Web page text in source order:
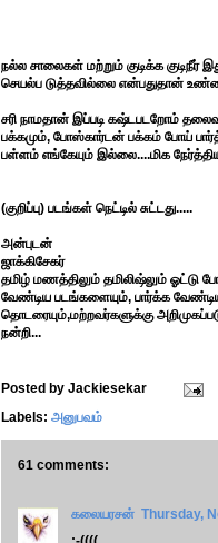
நல்ல சாலைகள் மற்றும் குடிக்க
செயல்ப டுத்தவில்லை என்பதுதான்
சரி நாமதான் இப்படி கஷ்டபடறோம்
பக்கமும், போஸ்கார்டன் பக்கம் போய்
பள்ளம் எங்கேயும் இல்லை....மிக
(குறிப்பு) படங்கள் நெட்டில் சுட்டது.....
அன்புடன்
ஜாக்கிசேகர்
தமிழ் மணத்திலும் தமிலிஷ்லும் ஓட்டு
வேண்டிய படங்களையும், பார்க்க
தொடரையும்,மற்றவர்களுக்கு
நன்றி...
Posted by Jackiesekar
Labels: அனுபவம்
61 comments:
கலையரசன் Thursday,